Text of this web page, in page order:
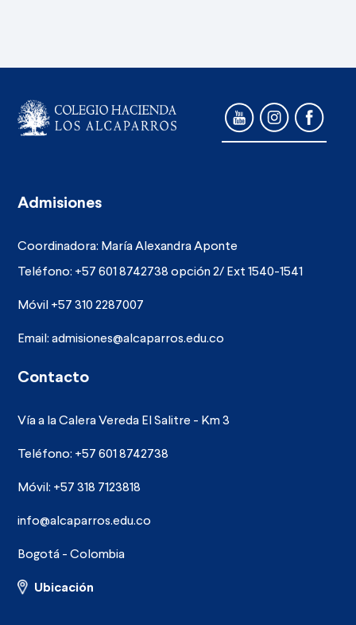
Admisiones
Coordinadora: María Alexandra Aponte
Teléfono: +57 601 8742738 opción 2/ Ext 1540-1541
Móvil +57 310 2287007
Email:admisiones@alcaparros.edu.co
Contacto
Vía a la Calera Vereda El Salitre - Km 3
Teléfono: +57 601 8742738
Móvil: +57 318 7123818
info@alcaparros.edu.co
Bogotá - Colombia
Ubicación